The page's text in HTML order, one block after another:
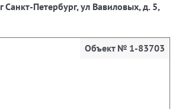
г Санкт-Петербург, ул Вавиловых, д. 5,
Объект № 1-83703